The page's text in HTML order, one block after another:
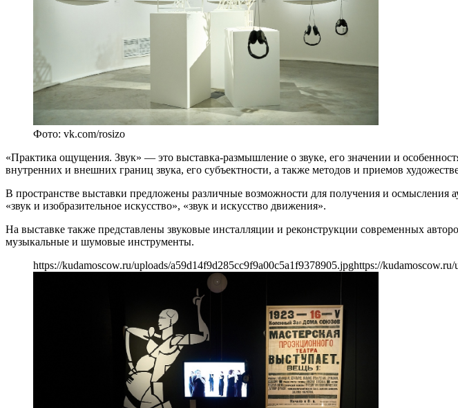
Фото: vk.com/rosizo
«Практика ощущения. Звук» — это выставка-размышление о звуке, его значении и
внутренних и внешних границ звука, его субъектности, а также методов и приемов
В пространстве выставки предложены различные возможности для получения и
«звук и изобразительное искусство», «звук и искусство движения».
На выставке также представлены звуковые инсталляции и реконструкции современных
музыкальные и шумовые инструменты.
https://kudamoscow.ru/uploads/a59d14f9d285cc9f9a00c5a1f9378905.jpghttps://